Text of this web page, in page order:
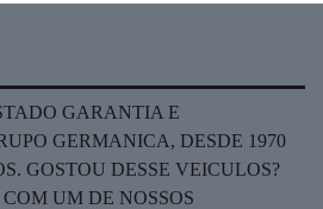
GARANTIA E
GERMANICA, DESDE 1970
GOSTOU DESSE VEICULOS?
UM DE NOSSOS